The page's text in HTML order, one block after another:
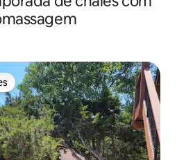
dos hóspedes